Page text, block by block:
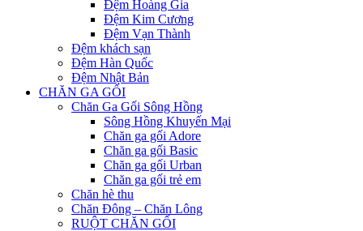
Đệm Hoàng Gia
Đệm Kim Cương
Đệm Vạn Thành
Đệm khách sạn
Đệm Hàn Quốc
Đệm Nhật Bản
CHĂN GA GỐI
Chăn Ga Gối Sông Hồng
Sông Hồng Khuyến Mại
Chăn ga gối Adore
Chăn ga gối Basic
Chăn ga gối Urban
Chăn ga gối trẻ em
Chăn hè thu
Chăn Đông – Chăn Lông
RUỘT CHĂN GỐI